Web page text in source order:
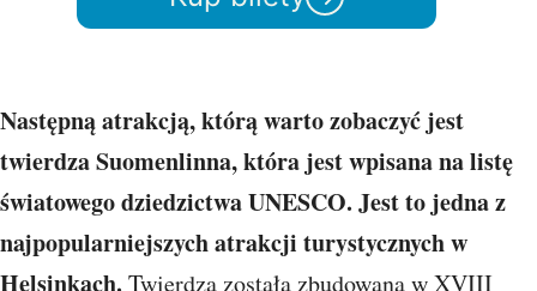
Następną atrakcją, którą warto zobaczyć jest
twierdza Suomenlinna, która jest wpisana na listę
światowego dziedzictwa UNESCO. Jest to jedna z
najpopularniejszych atrakcji turystycznych w
Helsinkach. Twierdza została zbudowana w XVIII